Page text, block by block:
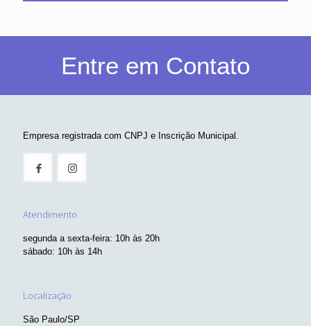
Entre em Contato
Empresa registrada com CNPJ e Inscrição Municipal.
Atendimento
segunda a sexta-feira: 10h às 20h
sábado: 10h às 14h
Localização
São Paulo/SP